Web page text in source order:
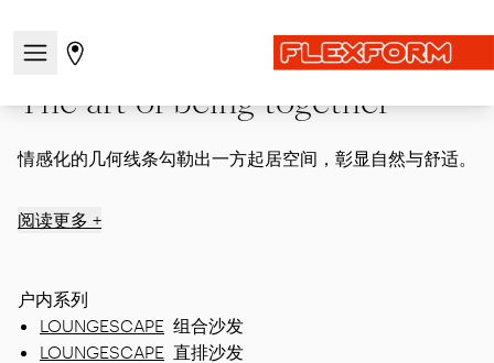
打开/关闭导航菜单
前往商店页面
The art of being together
The art of being together
情感化的几何线条勾勒出一方起居空间，彰显自然与舒适。
阅读更多 +
户内系列
LOUNGESCAPE 组合沙发
LOUNGESCAPE 直排沙发